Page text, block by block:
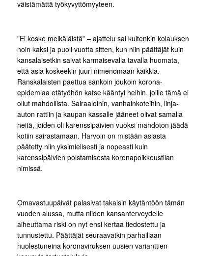
väistämättä työkyvyttömyyteen.
”Ei koske meikäläistä” – ajattelu sai kuitenkin kolauksen
noin kaksi ja puoli vuotta sitten, kun niin päättäjät kuin
kansalaisetkin saivat karmaisevalla tavalla huomata,
että asia koskeekin juuri nimenomaan kaikkia.
Ranskalaisten paettua sankoin joukoin korona-
epidemiaa etätyöhön katse kääntyi heihin, joille tämä ei
ollut mahdollista. Sairaaloihin, vanhainkoteihin, linja-
auton rattiin ja kaupan kassalle jääneet olivat samalla
heitä, joiden oli karenssipäivien vuoksi mahdoton jäädä
kotiin sairastamaan. Harvoin on mistään asiasta
päätetty niin yksimielisesti ja nopeasti kuin
karenssipäivien poistamisesta koronapoikkeustilan
nimissä.
Omavastuupäivät palasivat takaisin käytäntöön tämän
vuoden alussa, mutta niiden kansanterveydelle
aiheuttama riski on nyt ensi kertaa tiedostettu ja
tunnustettu. Päättäjät seuraavatkin parhaillaan
huolestuneina koronaviruksen uusien varianttien